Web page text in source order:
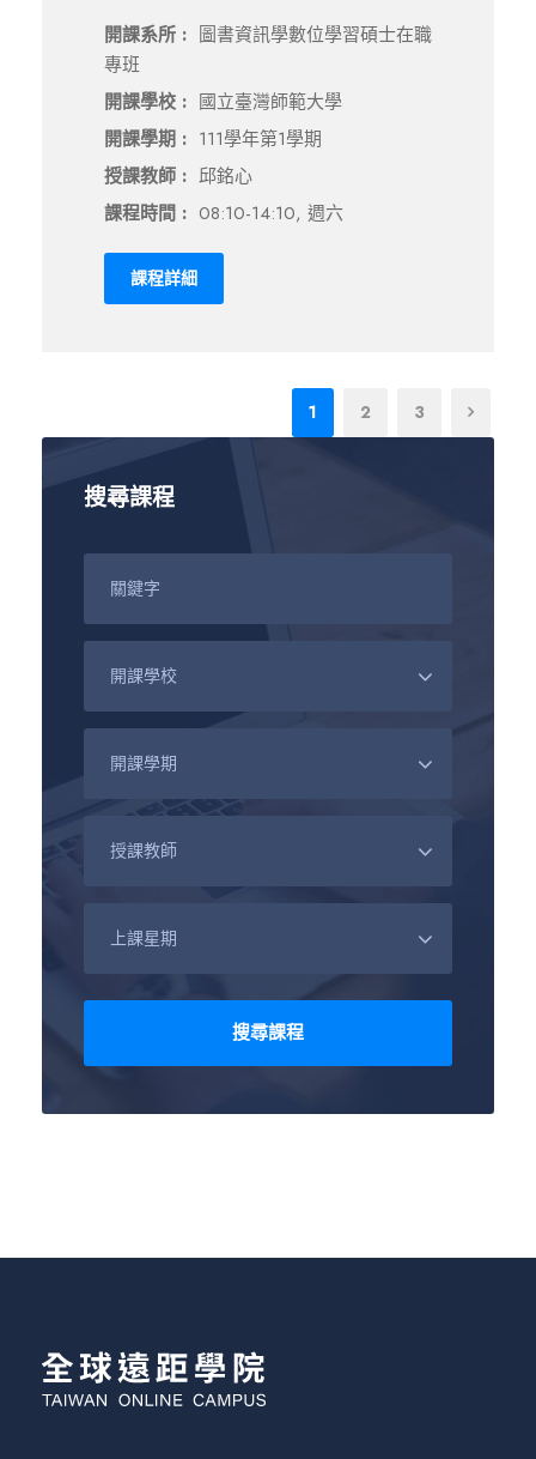
開課系所 : 圖書資訊學數位學習碩士在職
專班
開課學校 : 國立臺灣師範大學
開課學期 : 111學年第1學期
授課教師 : 邱銘心
課程時間 : 08:10-14:10, 週六
課程詳細
1 2 3
搜尋課程